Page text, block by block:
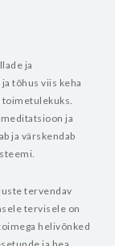
ja
tõhus viis keha
toimetulekuks.
ja
ja värskendab
tervendav
tervisele on
helivõnked